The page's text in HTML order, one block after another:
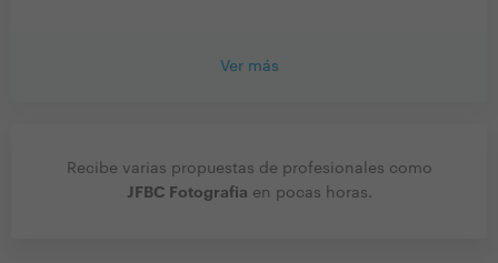
Ver más
Recibe varias propuestas de profesionales como
JFBC Fotografia en pocas horas.